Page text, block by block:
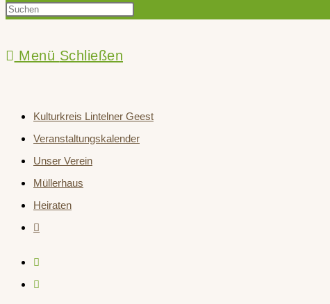
Suche
Press
search
panel.
Menü Schließen
Kulturkreis Lintelner Geest
Veranstaltungskalender
Unser Verein
Müllerhaus
Heiraten
Website-
umschalten